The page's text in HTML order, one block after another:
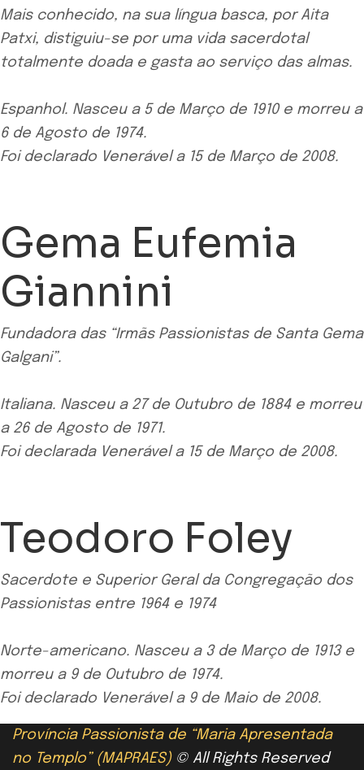
Mais conhecido, na sua língua basca, por Aita
Patxi, distiguiu-se por uma vida sacerdotal
totalmente doada e gasta ao serviço das almas.
Espanhol. Nasceu a 5 de Março de 1910 e morreu a
6 de Agosto de 1974.
Foi declarado Venerável a 15 de Março de 2008.
Gema Eufemia
Giannini
Fundadora das “Irmãs Passionistas de Santa Gema
Galgani”.
Italiana. Nasceu a 27 de Outubro de 1884 e morreu
a 26 de Agosto de 1971.
Foi declarada Venerável a 15 de Março de 2008.
Teodoro Foley
Sacerdote e Superior Geral da Congregação dos
Passionistas entre 1964 e 1974
Norte-americano. Nasceu a 3 de Março de 1913 e
morreu a 9 de Outubro de 1974.
Foi declarado Venerável a 9 de Maio de 2008.
Província Passionista de “Maria Apresentada
no Templo” (MAPRAES)© All Rights Reserved